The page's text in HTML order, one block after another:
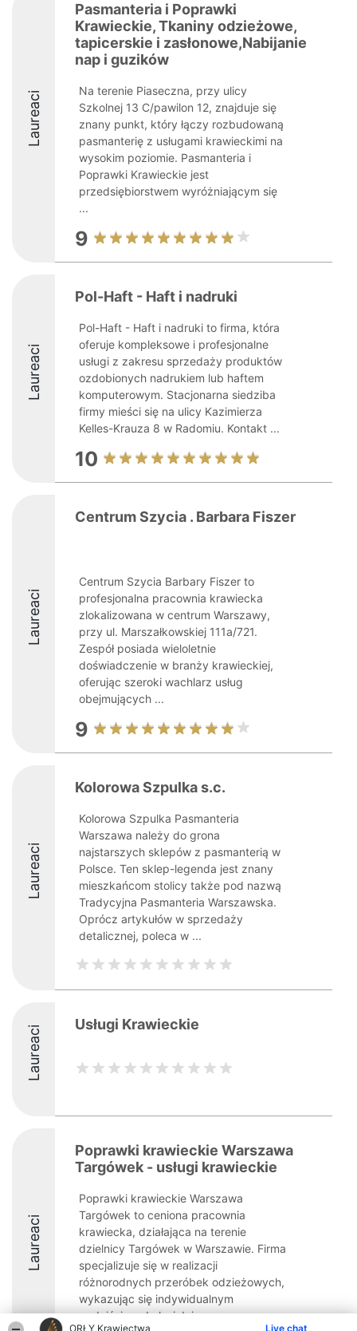
ORŁY Krawiectwa Live chat
Laureaci
Pasmanteria i Poprawki
Krawieckie, Tkaniny odzieżowe,
tapicerskie i zasłonowe,Nabijanie
nap i guzików
Na terenie Piaseczna, przy ulicy
Szkolnej 13 C/pawilon 12, znajduje się
znany punkt, który łączy rozbudowaną
pasmanterię z usługami krawieckimi na
wysokim poziomie. Pasmanteria i
Poprawki Krawieckie jest
przedsiębiorstwem wyróżniającym się
...
9
Laureaci
Pol-Haft - Haft i nadruki
Pol-Haft - Haft i nadruki to firma, która
oferuje kompleksowe i profesjonalne
usługi z zakresu sprzedaży produktów
ozdobionych nadrukiem lub haftem
komputerowym. Stacjonarna siedziba
firmy mieści się na ulicy Kazimierza
Kelles-Krauza 8 w Radomiu. Kontakt ...
10
Laureaci
Centrum Szycia . Barbara Fiszer
Centrum Szycia Barbary Fiszer to
profesjonalna pracownia krawiecka
zlokalizowana w centrum Warszawy,
przy ul. Marszałkowskiej 111a/721.
Zespół posiada wieloletnie
doświadczenie w branży krawieckiej,
oferując szeroki wachlarz usług
obejmujących ...
9
Laureaci
Kolorowa Szpulka s.c.
Kolorowa Szpulka Pasmanteria
Warszawa należy do grona
najstarszych sklepów z pasmanterią w
Polsce. Ten sklep-legenda jest znany
mieszkańcom stolicy także pod nazwą
Tradycyjna Pasmanteria Warszawska.
Oprócz artykułów w sprzedaży
detalicznej, poleca w ...
Laureaci Usługi Krawieckie
Laureaci
Poprawki krawieckie Warszawa
Targówek - usługi krawieckie
Poprawki krawieckie Warszawa
Targówek to ceniona pracownia
krawiecka, działająca na terenie
dzielnicy Targówek w Warszawie. Firma
specjalizuje się w realizacji
różnorodnych przeróbek odzieżowych,
wykazując się indywidualnym
podejściem do każdej ...